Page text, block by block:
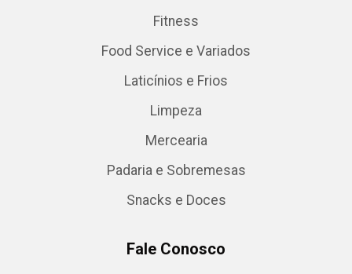
Fitness
Food Service e Variados
Laticínios e Frios
Limpeza
Mercearia
Padaria e Sobremesas
Snacks e Doces
Fale Conosco